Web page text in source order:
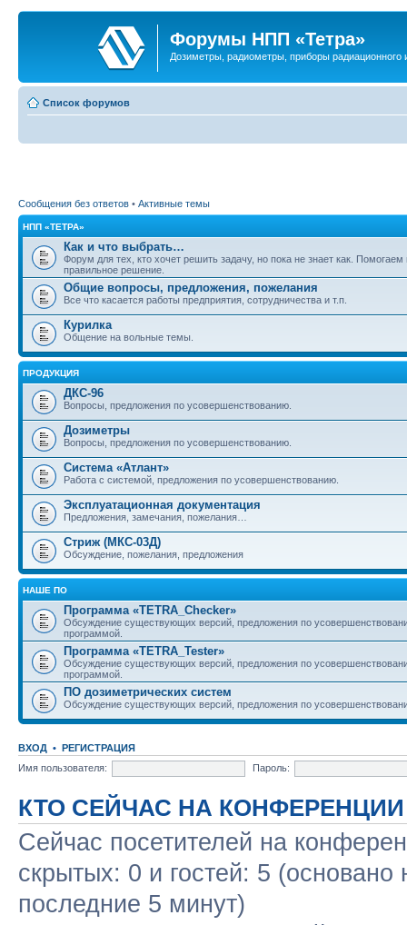
Форумы НПП «Тетра»
Дозиметры, радиометры, приборы радиационного
Список форумов
Сообщения без ответов • Активные темы
НПП «ТЕТРА»
Как и что выбрать…
Форум для тех, кто хочет решить задачу, но пока не знает как. Помогаем
правильное решение.
Общие вопросы, предложения, пожелания
Все что касается работы предприятия, сотрудничества и т.п.
Курилка
Общение на вольные темы.
ПРОДУКЦИЯ
ДКС-96
Вопросы, предложения по усовершенствованию.
Дозиметры
Вопросы, предложения по усовершенствованию.
Система «Атлант»
Работа с системой, предложения по усовершенствованию.
Эксплуатационная документация
Предложения, замечания, пожелания…
Стриж (МКС-03Д)
Обсуждение, пожелания, предложения
НАШЕ ПО
Программа «TETRA_Checker»
Обсуждение существующих версий, предложения по
программой.
Программа «TETRA_Tester»
Обсуждение существующих версий, предложения по
программой.
ПО дозиметрических систем
Обсуждение существующих версий, предложения по
ВХОД • РЕГИСТРАЦИЯ
Имя пользователя:
Пароль:
КТО СЕЙЧАС НА КОНФЕРЕНЦИИ
Сейчас посетителей на
скрытых: 0 и гостей: 5 (основано
последние 5 минут)